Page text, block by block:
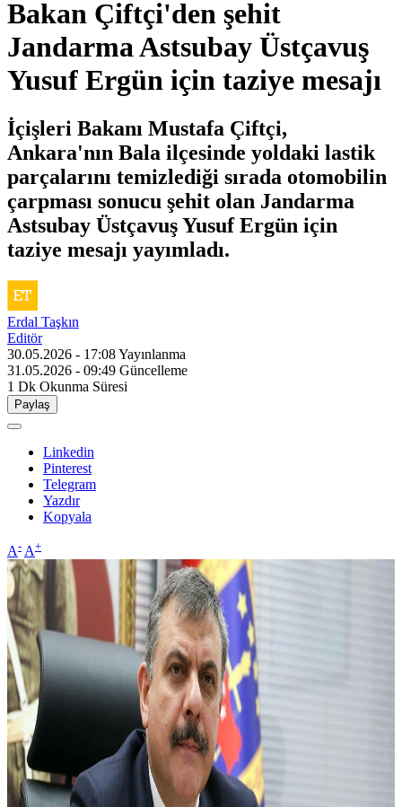
Bakan Çiftçi'den şehit
Jandarma Astsubay Üstçavuş
Yusuf Ergün için taziye mesajı
İçişleri Bakanı Mustafa Çiftçi,
Ankara'nın Bala ilçesinde yoldaki lastik
parçalarını temizlediği sırada otomobilin
çarpması sonucu şehit olan Jandarma
Astsubay Üstçavuş Yusuf Ergün için
taziye mesajı yayımladı.
Erdal Taşkın
Editör
30.05.2026 - 17:08Yayınlanma
31.05.2026 - 09:49 Güncelleme
1 Dk Okunma Süresi
Paylaş
Linkedin
Pinterest
Telegram
Yazdır
Kopyala
A- A+